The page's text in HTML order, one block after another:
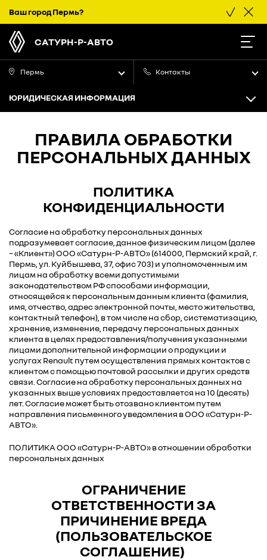
Ваш городПермь?
САТУРН-Р-АВТО
Пермь Контакты
ЮРИДИЧЕСКАЯ ИНФОРМАЦИЯ
ПРАВИЛА ОБРАБОТКИ
ПЕРСОНАЛЬНЫХ ДАННЫХ
ПОЛИТИКА
КОНФИДЕНЦИАЛЬНОСТИ
Согласие на обработку персональных данных
подразумевает согласие, данное физическим лицом (далее
– «Клиент») ООО «Сатурн-Р-АВТО» (614000, Пермский край, г.
Пермь, ул. Куйбышева, 37, офис 703) и уполномоченным им
лицам на обработку всеми допустимыми
законодательством РФ способами информации,
относящейся к персональным данным клиента (фамилия,
имя, отчество, адрес электронной почты, место жительства,
контактный телефон), в том числе на сбор, систематизацию,
хранение, изменение, передачу персональных данных
клиента в целях предоставления/получения указанными
лицами дополнительной информации о продукции и
услугах Renault путем осуществления прямых контактов с
клиентом с помощью почтовой рассылки и других средств
связи. Согласие на обработку персональных данных на
указанных выше условиях предоставляется на 10 (десять)
лет. Согласие может быть отозвано клиентом путем
направления письменного уведомления в ООО «Сатурн-Р-
АВТО».
ПОЛИТИКА ООО «Сатурн-Р-АВТО» в отношении обработки
персональных данных
ОГРАНИЧЕНИЕ
ОТВЕТСТВЕННОСТИ ЗА
ПРИЧИНЕНИЕ ВРЕДА
(ПОЛЬЗОВАТЕЛЬСКОЕ
СОГЛАШЕНИЕ)